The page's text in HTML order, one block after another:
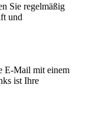
Sie regelmäßig
und
E-Mail mit einem
ist Ihre